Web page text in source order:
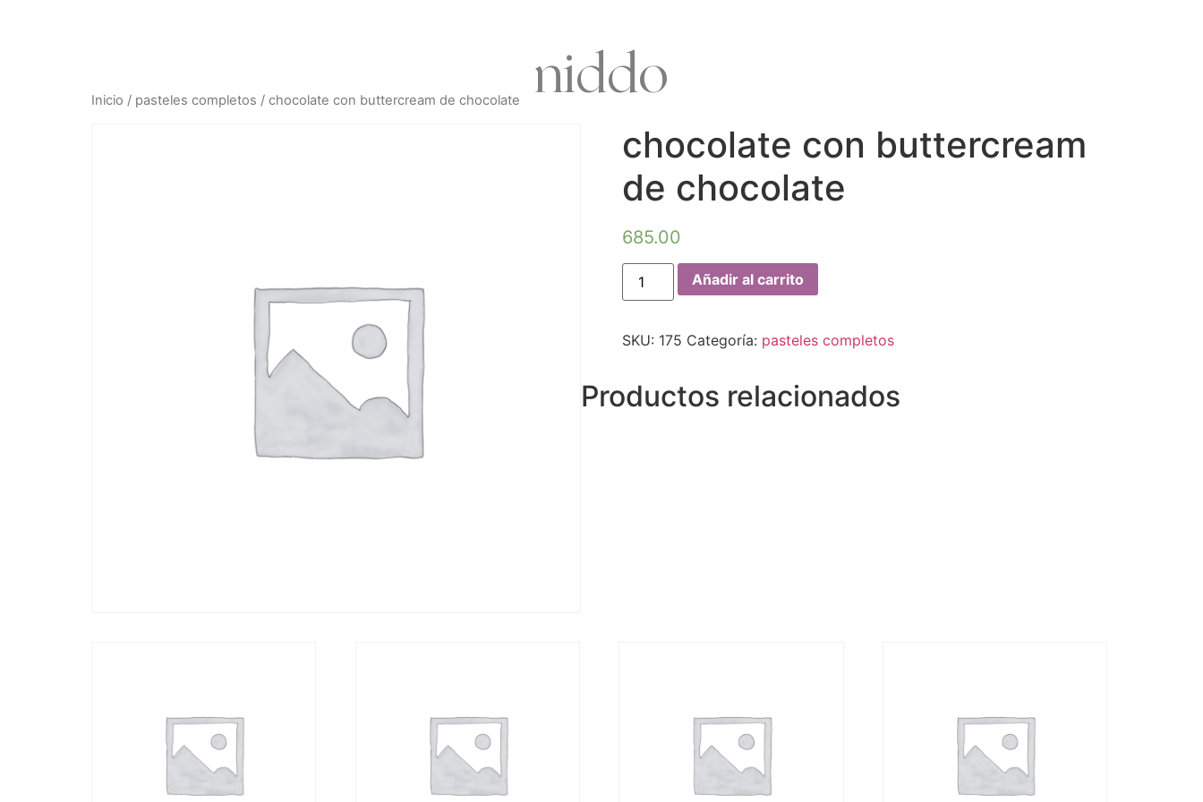
niddo
Inicio / pasteles completos / chocolate con buttercream de chocolate
chocolate con buttercream
de chocolate
685.00
Añadir al carrito
SKU: 175 Categoría: pasteles completos
Productos relacionados